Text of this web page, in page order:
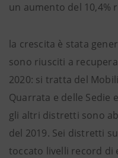
un aumento del 10,4%
la crescita è stata
sono riusciti a
2020: si tratta del
Quarrata e delle Sedie
gli altri distretti sono
del 2019. Sei distretti
toccato livelli record di